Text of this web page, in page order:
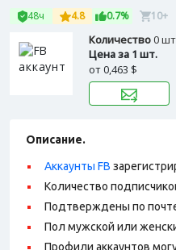
48ч 4.8 0.7% 10+
Количество0
Цена за 1 шт.
от0,463 $
Описание.
Аккаунты FB
Количество
Подтверждены по
Пол мужской или
Профили аккаунтов